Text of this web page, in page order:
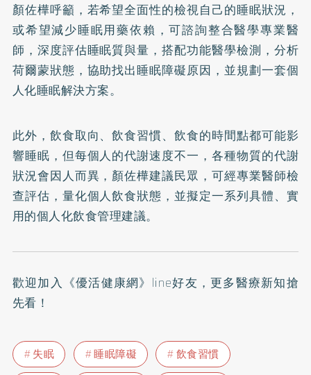
顏佐樺呼籲，若希望全面性的檢視自己的睡眠狀況，
或希望減少睡眠用藥依賴，可諮詢整合醫學專業醫
師，深度評估睡眠質與量，搭配功能醫學檢測，分析
荷爾蒙狀態，協助找出睡眠障礙原因，並規劃一套個
人化睡眠解決方案。
此外，飲食取向、飲食習慣、飲食的時間點都可能影
響睡眠，但每個人的代謝速度不一，各種物質的代謝
狀況會因人而異，顏佐樺建議民眾，可經專業醫師檢
查評估，量化個人飲食狀態，並擬定一系列具體、實
用的個人化飲食管理建議。
歡迎加入 《優活健康網》line好友 ，更多醫療新知搶
先看！
失眠 睡眠障礙
飲食習慣